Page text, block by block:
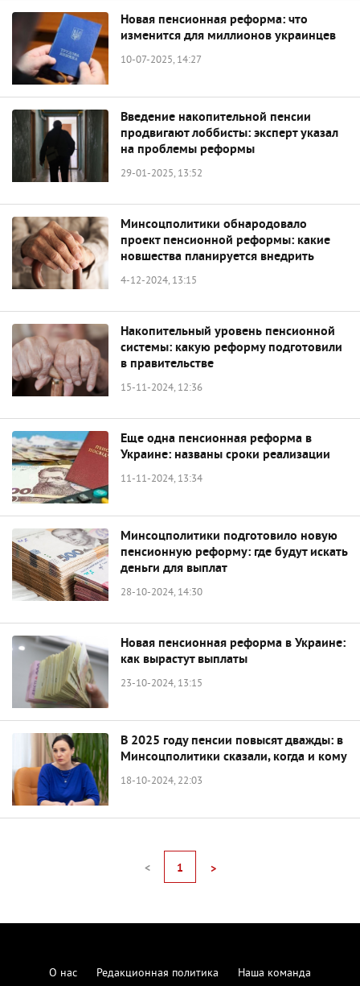
Новая пенсионная реформа: что
изменится для миллионов украинцев
10-07-2025, 14:27
Введение накопительной пенсии
продвигают лоббисты: эксперт указал
на проблемы реформы
29-01-2025, 13:52
Минсоцполитики обнародовало
проект пенсионной реформы: какие
новшества планируется внедрить
4-12-2024, 13:15
Накопительный уровень пенсионной
системы: какую реформу подготовили
в правительстве
15-11-2024, 12:36
Еще одна пенсионная реформа в
Украине: названы сроки реализации
11-11-2024, 13:34
Минсоцполитики подготовило новую
пенсионную реформу: где будут искать
деньги для выплат
28-10-2024, 14:30
Новая пенсионная реформа в Украине:
как вырастут выплаты
23-10-2024, 13:15
В 2025 году пенсии повысят дважды: в
Минсоцполитики сказали, когда и кому
18-10-2024, 22:03
< 1 >
О нас Редакционная политика
Наша команда